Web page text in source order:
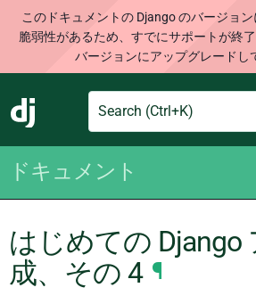
このドキュメントの Django のバージョ
脆弱性があるため、すでにサポートが終
バージョンにアップグレードし
Django
Search
ドキュメント
はじめての Django
成、その 4 ¶